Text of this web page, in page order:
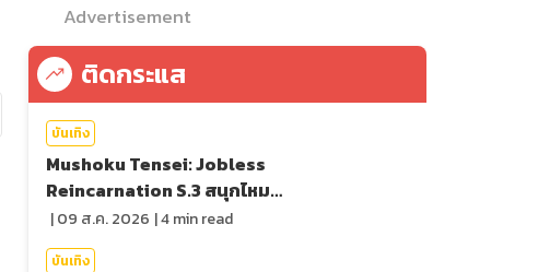
Advertisement
ติดกระแส
บันเทิง
Mushoku Tensei: Jobless
Reincarnation S.3 สนุกไหม?
รีวิว
|09 ส.ค. 2026 |4min read
บันเทิง